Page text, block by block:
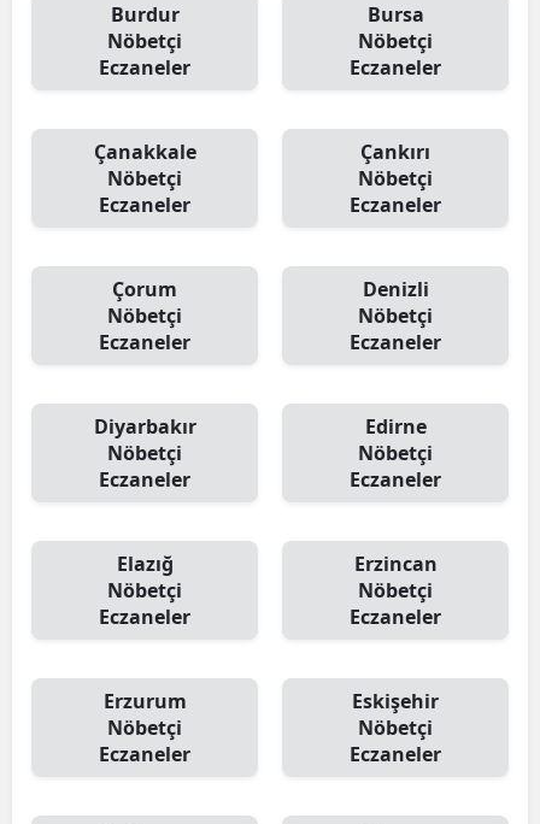
Burdur
Nöbetçi
Eczaneler
Bursa
Nöbetçi
Eczaneler
Çanakkale
Nöbetçi
Eczaneler
Çankırı
Nöbetçi
Eczaneler
Çorum
Nöbetçi
Eczaneler
Denizli
Nöbetçi
Eczaneler
Diyarbakır
Nöbetçi
Eczaneler
Edirne
Nöbetçi
Eczaneler
Elazığ
Nöbetçi
Eczaneler
Erzincan
Nöbetçi
Eczaneler
Erzurum
Nöbetçi
Eczaneler
Eskişehir
Nöbetçi
Eczaneler